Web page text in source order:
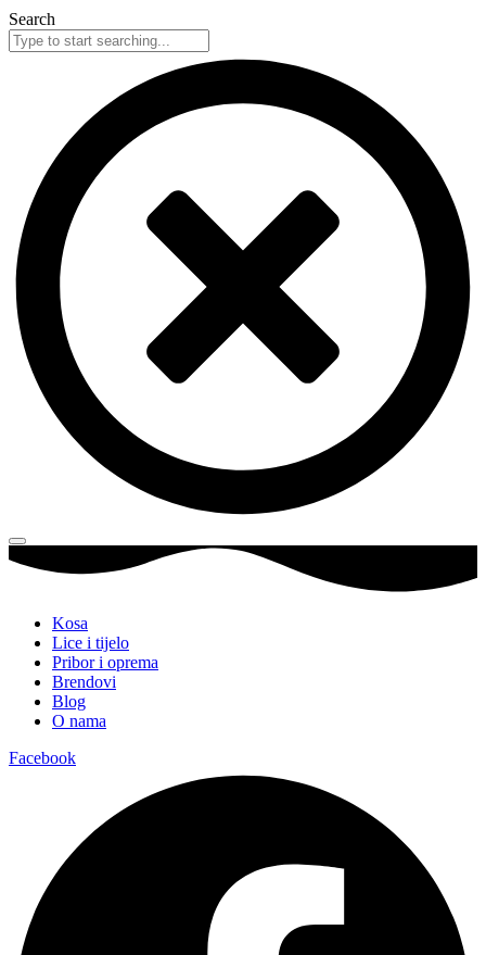
Search
Kosa
Lice i tijelo
Pribor i oprema
Brendovi
Blog
O nama
Facebook